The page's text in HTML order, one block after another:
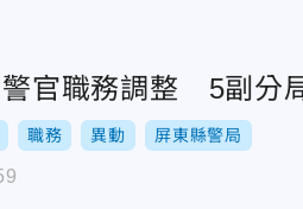
官職務調整 5副分
職務 異動 屏東縣警局